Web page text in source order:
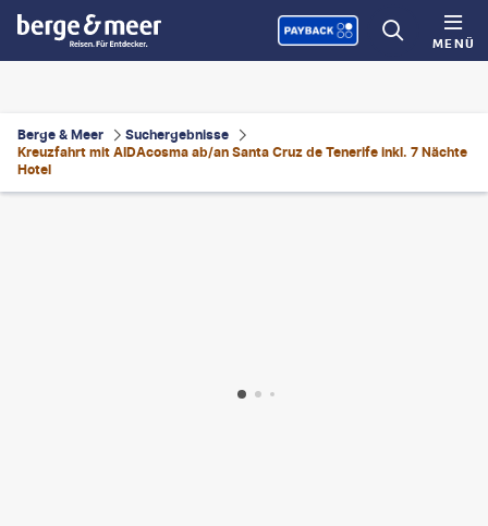
MENÜ
Berge & Meer
Suchergebnisse
Kreuzfahrt mit AIDAcosma ab/an Santa Cruz de Tenerife inkl. 7 Nächte
Hotel